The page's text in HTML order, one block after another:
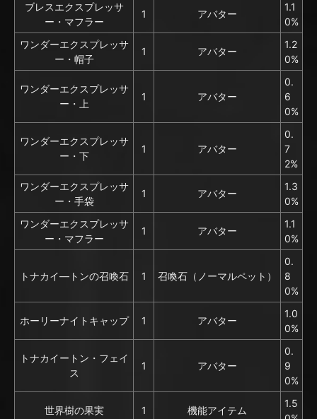
ブレスエクスプレッサ
ー・マフラー
1 アバター
1.1
0%
ワンダーエクスプレッサ
ー・帽子
1 アバター
1.2
0%
ワンダーエクスプレッサ
ー・上
1 アバター
0.
6
0%
ワンダーエクスプレッサ
ー・下
1 アバター
0.
7
2%
ワンダーエクスプレッサ
ー・手袋
1 アバター
1.3
0%
ワンダーエクスプレッサ
ー・マフラー
1 アバター
1.1
0%
トナカイ―トンの召喚石 1 召喚石（ノーマルペット）
0.
8
0%
ホーリーナイトキャップ 1 アバター
1.0
0%
トナカイートン・フェイ
ス
1 アバター
0.
9
0%
世界樹の果実 1 機能アイテム
1.5